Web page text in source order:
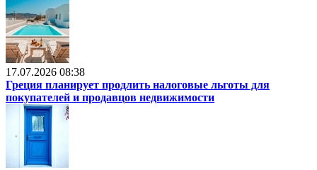
17.07.2026 08:38
Греция планирует продлить налоговые льготы для
покупателей и продавцов недвижимости